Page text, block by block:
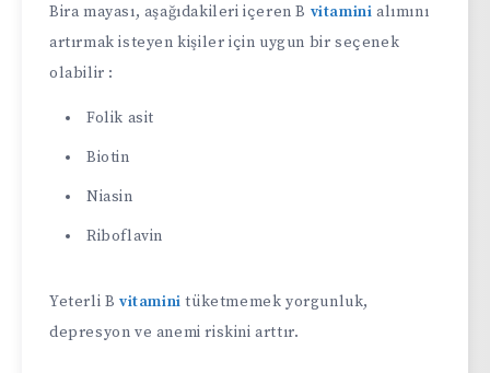
Bira mayası, aşağıdakileri içeren B vitamini alımını
artırmak isteyen kişiler için uygun bir seçenek
olabilir :
Folik asit
Biotin
Niasin
Riboflavin
Yeterli B vitamini tüketmemek yorgunluk,
depresyon ve anemi riskini arttır.